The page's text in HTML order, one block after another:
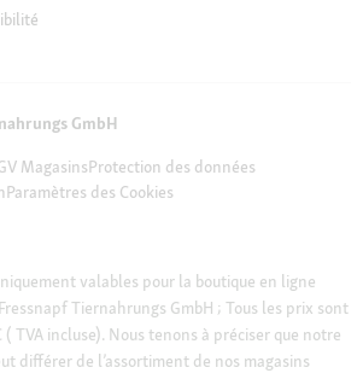
GmbH
MagasinsProtection des données
Paramètres des Cookies
valables pour la boutique en ligne
Tiernahrungs GmbH ; Tous les prix sont
( TVA incluse). Nous tenons à préciser que notre
différer de l’assortiment de nos magasins